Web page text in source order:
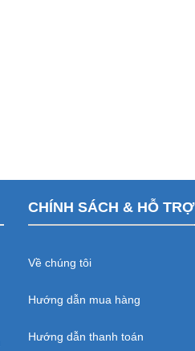
CHÍNH SÁCH & HỖ TRỢ
Về chúng tôi
Hướng dẫn mua hàng
Hướng dẫn thanh toán